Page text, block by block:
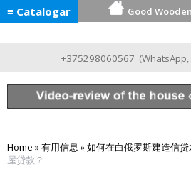
≡ Catalogar Good
+375298060567 (WhatsApp,
Home »有用信息 »如何在白俄罗斯建造信贷
屋贷款？